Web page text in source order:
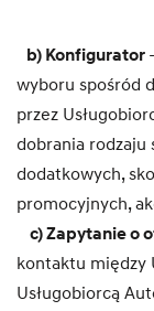
b) Konfigurator
wyboru spośród
przez
dobrania rodzaju
dodatkowych,
promocyjnych,
c) Zapytanie o
kontaktu między
Usługobiorcą